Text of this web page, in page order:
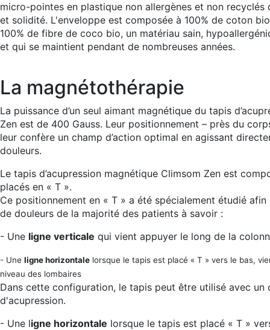
micro-pointes en plastique non allergènes et non recyclés
et solidité. L'enveloppe est composée à 100% de coton
100% de fibre de coco bio, un matériau sain,
et qui se maintient pendant de nombreuses années.
La magnétothérapie
La puissance d’un seul aimant magnétique du tapis
Zen est de 400 Gauss. Leur positionnement – près du
leur confère un champ d’action optimal en agissant
douleurs.
Le tapis d’acupression magnétique Climsom Zen est
placés en « T ».
Ce positionnement en « T » a été spécialement étudié
de douleurs de la majorité des patients à savoir :
- Une ligne verticale qui vient appuyer le long de la
- Une ligne horizontale lorsque le tapis est placé « T » vers le bas,
niveau des lombaires
Dans cette configuration, le tapis peut être utilisé avec un
d'acupression.
- Une ligne horizontale lorsque le tapis est placé « T »